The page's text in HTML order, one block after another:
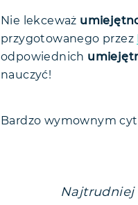
Nie lekceważ
przygotowanego przez
odpowiednich
nauczyć!
Bardzo wymownym
Najtrudniej